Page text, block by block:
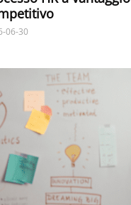
06-30